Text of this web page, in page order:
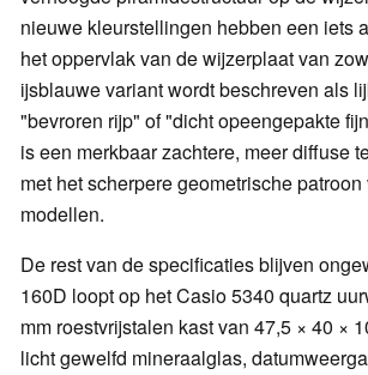
nieuwe kleurstellingen hebben een iets
het oppervlak van de wijzerplaat van
ijsblauwe variant wordt beschreven als
"bevroren rijp" of "dicht opeengepakte
is een merkbaar zachtere, meer diffuse
met het scherpere geometrische
modellen.
De rest van de specificaties blijven
160D loopt op het Casio 5340 quartz
mm roestvrijstalen kast van 47,5 × 40 ×
licht gewelfd mineraalglas,